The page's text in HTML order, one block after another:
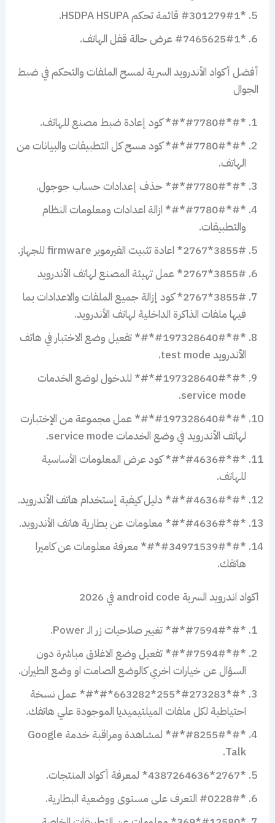
*#301279#1 قائمة تحكم HSDPA HSUPA.
*#7465625#1 عرض حالة قفل الهاتف.
أفضل أكواد الأندرويد السرية لمسح الملفات والتحكم في ضبط
الجوال
*#*#7780#*#* كود إعادة ضبط مصنع للهاتف.
*#*#7780#*#* كود مسح كل التطبيقات والبيانات من
الهاتف.
*#*#7780#*#* حذف إعدادات حساب جوجول.
*#*#7780#*#* ازالة اعدادات ومعلومات النظام
والتطبيقات.
3855#*2767* اعادة تثبيت الفيرموير firmware للجهاز.
3855#*2767* عمل تهيئة المصنع لهاتف الأندرويد
3855#*2767* كود إزالة جميع الملفات والاعدادات بما
فيها ملفات الذاكرة الداخلية لهاتف الأندرويد.
*#*#197328640#*#* تفعيل وضع الاختبار في هاتف
الأندرويد test mode.
*#*#197328640#*#* للدخول لوضع الخدمات
service mode.
*#*#197328640#*#* عمل مجموعة من الإختبارت
لهاتف الأندرويد في وضع الخدمات service mode.
*#*#4636#*#* كود عرض المعلومات الأساسية
للهاتف.
*#*#4636#*#* دليل كيفية إستخدام هاتف الأندرويد.
*#*#4636#*#* معلومات عن بطارية هاتف الأندرويد.
*#*#34971539#*#* معرفة معلومات عن كاميرا
هاتفك.
اكواد اندرويد السرية android code في 2026
*#*#7594#*#* تغيير صلاحيات زر الـ Power.
*#*#7594#*#* تفعيل وضع الاغلاق مباشرة دون
السؤال عن خيارات اخري كالوضع الصامت او وضع الطيران.
*#*#273283*255*663282*#*#* عمل نسخة
احتياطية لكل ملفات الميلتيميديا الموجودة علي هاتفك.
*#*#8255#*#* لمشاهدة ومراقبة خدمة Google
Talk.
*2767*4387264636* لمعرفة أكواد المنتجات.
*#0228# التعرف على مستوى ووضعية البطارية.